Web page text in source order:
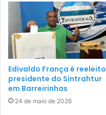
Edivaldo França é reeleito
presidente do Sintrahtur
em Barreirinhas
24 de maio de 2026